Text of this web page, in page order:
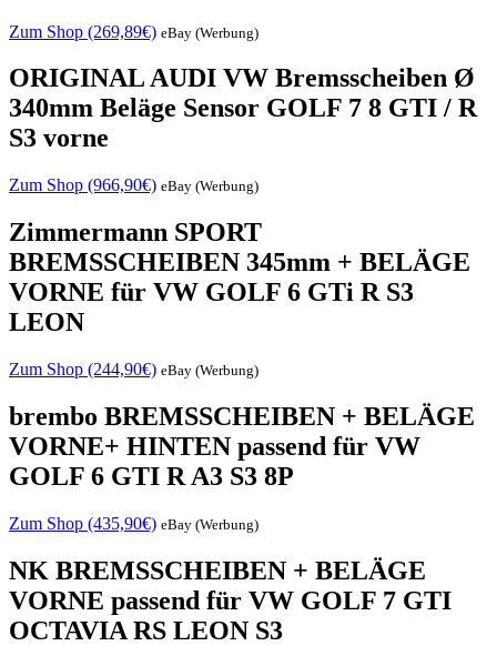
Zum Shop (269,89€) eBay (Werbung)
ORIGINAL AUDI VW Bremsscheiben Ø
340mm Beläge Sensor GOLF 7 8 GTI / R
S3 vorne
Zum Shop (966,90€) eBay (Werbung)
Zimmermann SPORT
BREMSSCHEIBEN 345mm + BELÄGE
VORNE für VW GOLF 6 GTi R S3
LEON
Zum Shop (244,90€) eBay (Werbung)
brembo BREMSSCHEIBEN + BELÄGE
VORNE+ HINTEN passend für VW
GOLF 6 GTI R A3 S3 8P
Zum Shop (435,90€) eBay (Werbung)
NK BREMSSCHEIBEN + BELÄGE
VORNE passend für VW GOLF 7 GTI
OCTAVIA RS LEON S3